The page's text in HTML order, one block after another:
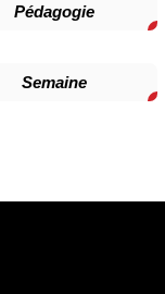
Pédagogie
Semaine